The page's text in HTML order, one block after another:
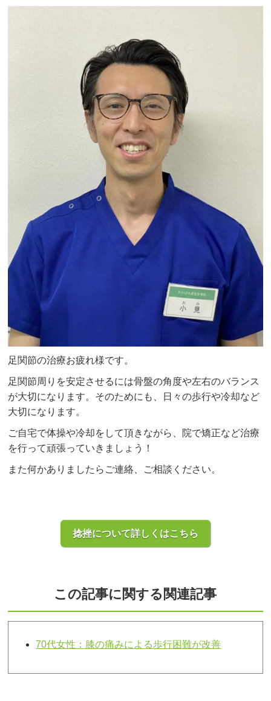
足関節の治療お疲れ様です。
足関節周りを安定させるには骨盤の角度や左右のバランス
が大切になります。そのためにも、日々の歩行や冷却など
大切になります。
ご自宅で体操や冷却をして頂きながら、院で矯正など治療
を行って頑張っていきましょう！
また何かありましたらご連絡、ご相談ください。
捻挫について詳しくはこちら
この記事に関する関連記事
70代女性：膝の痛みによる歩行困難が改善